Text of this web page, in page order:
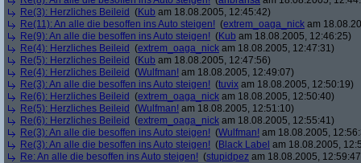
Re(3): Herzliches Beileid (Kub am 18.08.2005, 12:45:42)
Re(11): An alle die besoffen ins Auto steigen! (extrem_oaga_nick am
Re(9): An alle die besoffen ins Auto steigen! (Kub am 18.08.2005, 12:46:25)
Re(4): Herzliches Beileid (extrem_oaga_nick am 18.08.2005, 12:47:31)
Re(5): Herzliches Beileid (Kub am 18.08.2005, 12:47:56)
Re(4): Herzliches Beileid (Wulfman! am 18.08.2005, 12:49:07)
Re(3): An alle die besoffen ins Auto steigen! (tuvix am 18.08.2005, 12:50:19)
Re(6): Herzliches Beileid (extrem_oaga_nick am 18.08.2005, 12:50:40)
Re(5): Herzliches Beileid (Wulfman! am 18.08.2005, 12:51:10)
Re(6): Herzliches Beileid (extrem_oaga_nick am 18.08.2005, 12:55:41)
Re(3): An alle die besoffen ins Auto steigen! (Wulfman! am 18.08.2005,
Re(3): An alle die besoffen ins Auto steigen! (Black Label am 18.08.2005,
Re: An alle die besoffen ins Auto steigen! (stupidpez am 18.08.2005,